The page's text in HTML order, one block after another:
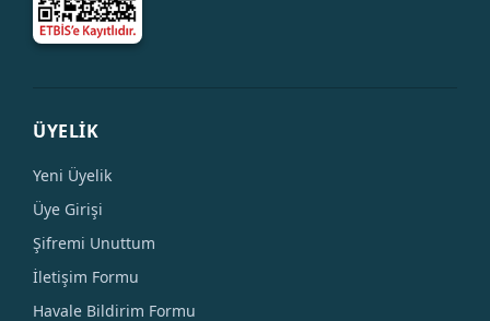
ÜYELİK
Yeni Üyelik
Üye Girişi
Şifremi Unuttum
İletişim Formu
Havale Bildirim Formu